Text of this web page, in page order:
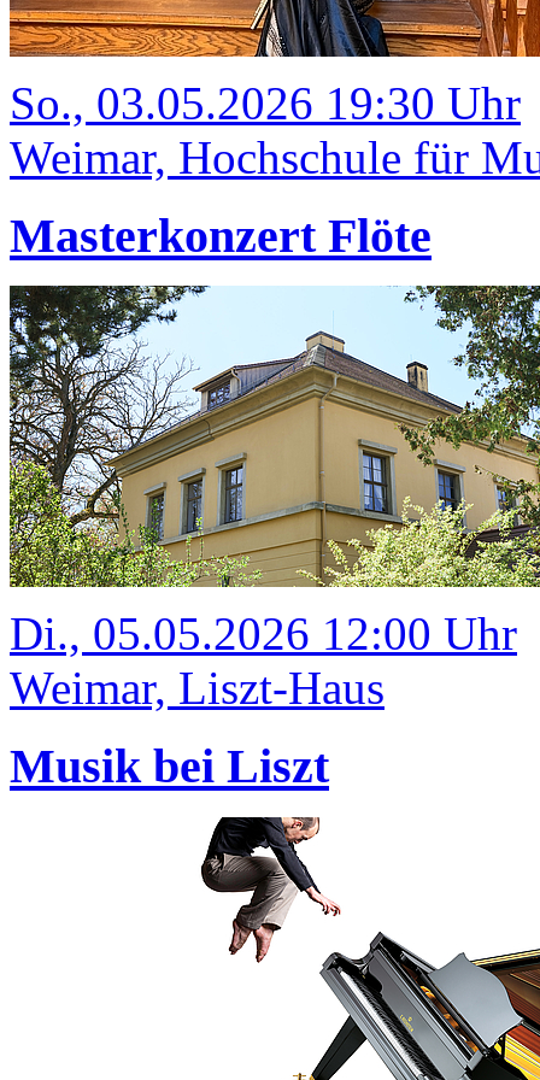
So., 03.05.2026 19:30 Uhr
Weimar, Hochschule für
Masterkonzert Flöte
Di., 05.05.2026 12:00 Uhr
Weimar, Liszt-Haus
Musik bei Liszt